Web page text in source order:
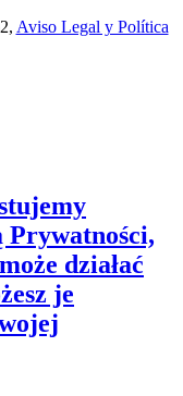
Aviso Legal y Política
Prywatności,
działać
je